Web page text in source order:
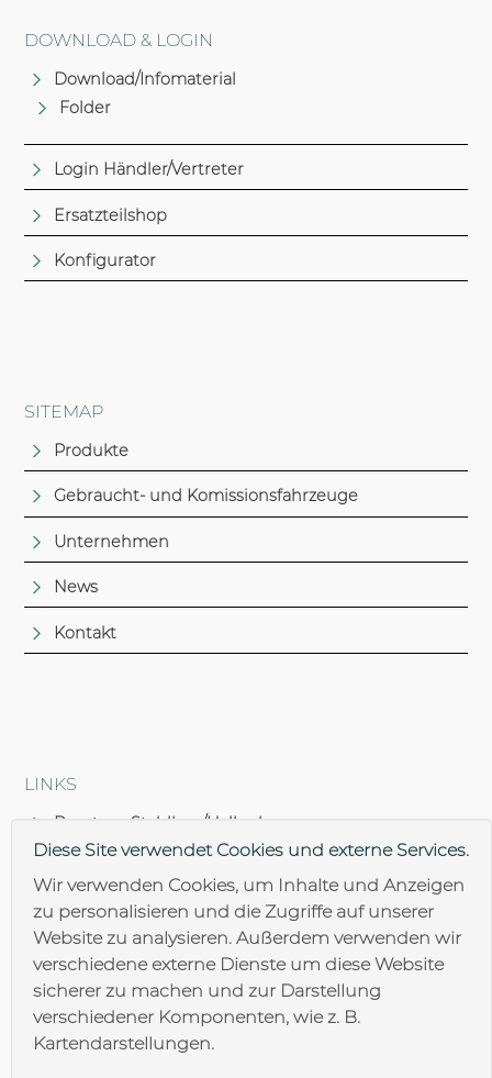
DOWNLOAD & LOGIN
Download/Infomaterial
Folder
Login Händler/Vertreter
Ersatzteilshop
Konfigurator
SITEMAP
Produkte
Gebraucht- und Komissionsfahrzeuge
Unternehmen
News
Kontakt
LINKS
Brantner Stahlbau/Hallenbau
Brantner Oberflächentechnik
Diese Site verwendet Cookies und externe Services.
Wir verwenden Cookies, um Inhalte und Anzeigen
zu personalisieren und die Zugriffe auf unserer
Website zu analysieren. Außerdem verwenden wir
verschiedene externe Dienste um diese Website
sicherer zu machen und zur Darstellung
verschiedener Komponenten, wie z. B.
Kartendarstellungen.